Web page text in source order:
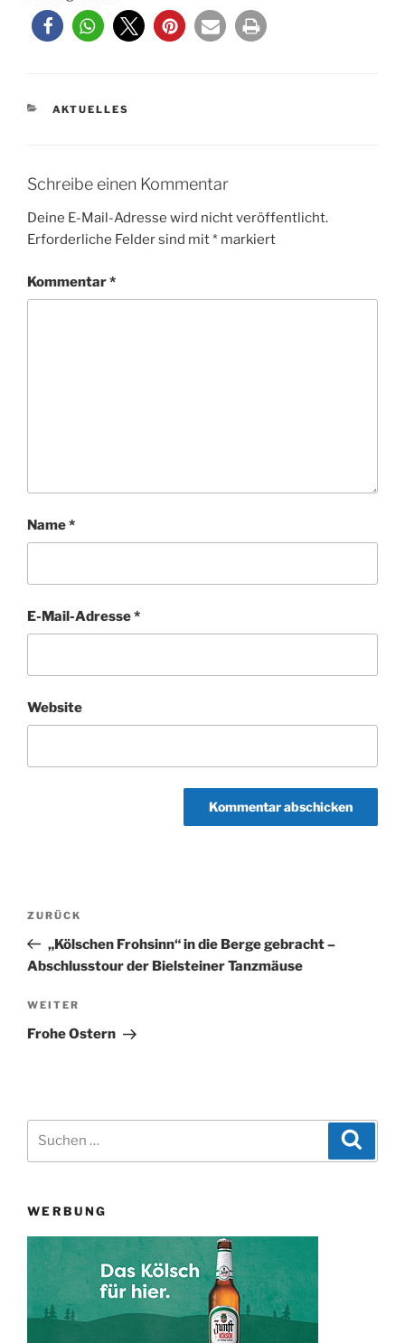
KATEGORIEN
AKTUELLES
Schreibe einen Kommentar
Deine E-Mail-Adresse wird nicht veröffentlicht.
Erforderliche Felder sind mit* markiert
Kommentar*
Name*
E-Mail-Adresse*
Website
Beitragsnavigation
Vorheriger
Beitrag
ZURÜCK
„Kölschen Frohsinn“ in die Berge gebracht –
Abschlusstour der Bielsteiner Tanzmäuse
Nächster
Beitrag
WEITER
Frohe Ostern
WERBUNG